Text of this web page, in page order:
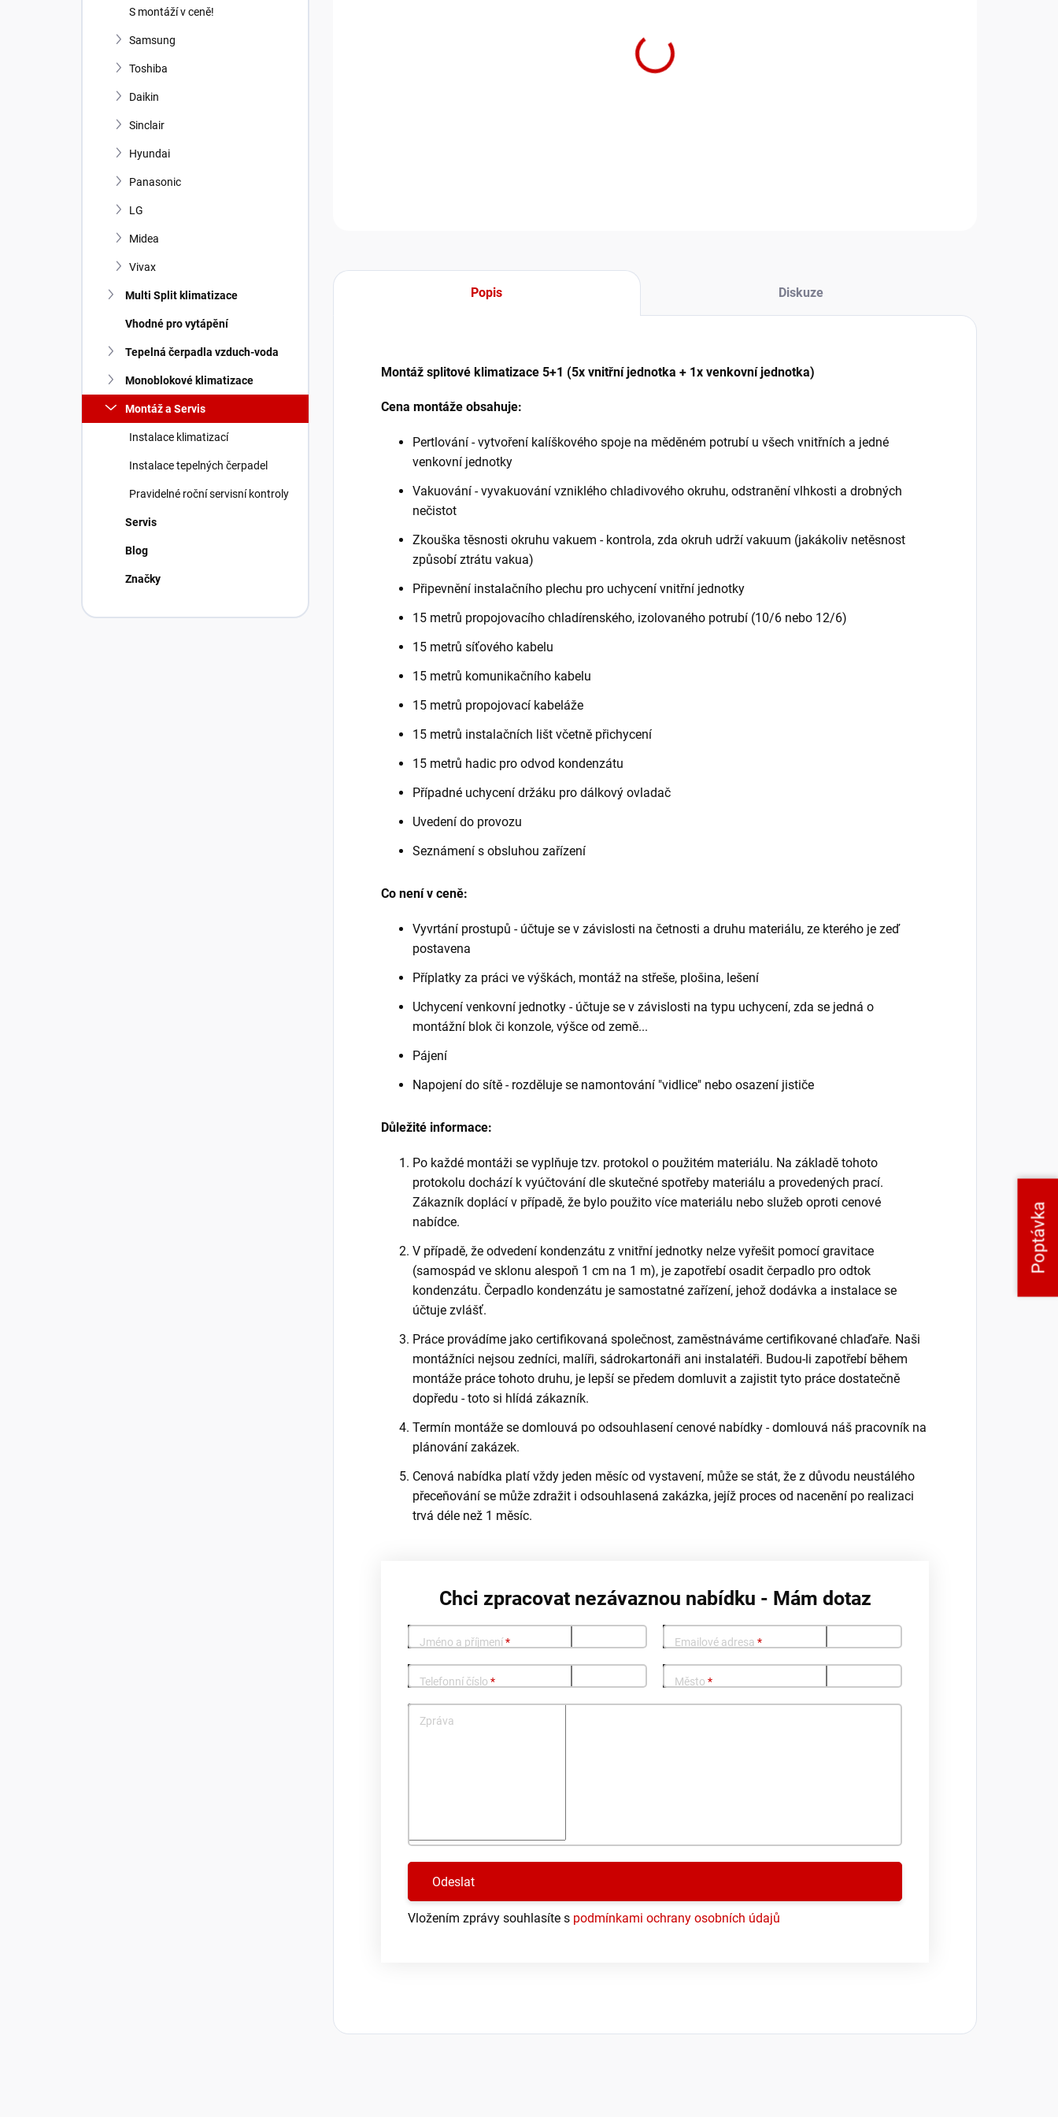
S montáží v ceně!
Samsung
Toshiba
Daikin
Sinclair
Hyundai
Panasonic
LG
Midea
Vivax
Multi Split klimatizace
Vhodné pro vytápění
Tepelná čerpadla vzduch-voda
Monoblokové klimatizace
Montáž a Servis
Instalace klimatizací
Instalace tepelných čerpadel
Pravidelné roční servisní kontroly
Servis
Blog
Značky
Montáž klimatizace s 1 venkovní a 5 vnitřními jednotkami, včetně
Popis Diskuze
Montáž splitové klimatizace 5+1 (5x vnitřní jednotka + 1x venkovní jednotka)
Cena montáže obsahuje:
Pertlování - vytvoření kalíškového spoje na měděném potrubí u všech vnitřních a jedné
venkovní jednotky
Vakuování - vyvakuování vzniklého chladivového okruhu, odstranění vlhkosti a drobných
nečistot
Zkouška těsnosti okruhu vakuem - kontrola, zda okruh udrží vakuum (jakákoliv netěsnost
způsobí ztrátu vakua)
Připevnění instalačního plechu pro uchycení vnitřní jednotky
15 metrů propojovacího chladírenského, izolovaného potrubí (10/6 nebo 12/6)
15 metrů síťového kabelu
15 metrů komunikačního kabelu
15 metrů propojovací kabeláže
15 metrů instalačních lišt včetně přichycení
15 metrů hadic pro odvod kondenzátu
Případné uchycení držáku pro dálkový ovladač
Uvedení do provozu
Seznámení s obsluhou zařízení
Co není v ceně:
Vyvrtání prostupů - účtuje se v závislosti na četnosti a druhu materiálu, ze kterého je zeď
postavena
Příplatky za práci ve výškách, montáž na střeše, plošina, lešení
Uchycení venkovní jednotky - účtuje se v závislosti na typu uchycení, zda se jedná o
montážní blok či konzole, výšce od země...
Pájení
Napojení do sítě - rozděluje se namontování "vidlice" nebo osazení jističe
Důležité informace:
Po každé montáži se vyplňuje tzv. protokol o použitém materiálu. Na základě tohoto
protokolu dochází k vyúčtování dle skutečné spotřeby materiálu a provedených prací.
Zákazník doplácí v případě, že bylo použito více materiálu nebo služeb oproti cenové
nabídce.
V případě, že odvedení kondenzátu z vnitřní jednotky nelze vyřešit pomocí gravitace
(samospád ve sklonu alespoň 1 cm na 1 m), je zapotřebí osadit čerpadlo pro odtok
kondenzátu. Čerpadlo kondenzátu je samostatné zařízení, jehož dodávka a instalace se
účtuje zvlášť.
Práce provádíme jako certifikovaná společnost, zaměstnáváme certifikované chlaďaře. Naši
montážníci nejsou zedníci, malíři, sádrokartonáři ani instalatéři. Budou-li zapotřebí během
montáže práce tohoto druhu, je lepší se předem domluvit a zajistit tyto práce dostatečně
dopředu - toto si hlídá zákazník.
Termín montáže se domlouvá po odsouhlasení cenové nabídky - domlouvá náš pracovník na
plánování zakázek.
Cenová nabídka platí vždy jeden měsíc od vystavení, může se stát, že z důvodu neustálého
přeceňování se může zdražit i odsouhlasená zakázka, jejíž proces od nacenění po realizaci
trvá déle než 1 měsíc.
Chci zpracovat nezávaznou nabídku - Mám dotaz
Jméno a příjmení* Emailové adresa *
Telefonní číslo * Město *
Zpráva
Vložením zprávy souhlasíte s podmínkami ochrany osobních údajů
Poptávka